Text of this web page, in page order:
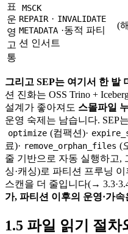
표
운
영
고
통
MSCK
REPAIR · INVALIDATE
METADATA ·동적 파티
션 인서트
(
그리고 SEP는 여기서 한 발
션 진화는 OSS Trino +
설계가 좋아져도 스몰파일
운영 숙제는 남습니다. SEP는
optimize (컴팩션)·
료)· remove_orphan_files (
줄 기반으로 자동 실행하고,
싱·캐싱)로 파티션 프루닝
스캔을 더 줄입니다(→
가, 파티션 이후의 운영·가속
1.5 파일 읽기 절